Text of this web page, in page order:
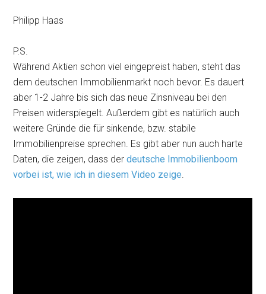
Philipp Haas
P.S.
Während Aktien schon viel eingepreist haben, steht das
dem deutschen Immobilienmarkt noch bevor. Es dauert
aber 1-2 Jahre bis sich das neue Zinsniveau bei den
Preisen widerspiegelt. Außerdem gibt es natürlich auch
weitere Gründe die für sinkende, bzw. stabile
Immobilienpreise sprechen. Es gibt aber nun auch harte
Daten, die zeigen, dass derdeutsche Immobilienboom
vorbei ist, wie ich in diesem Video zeige.